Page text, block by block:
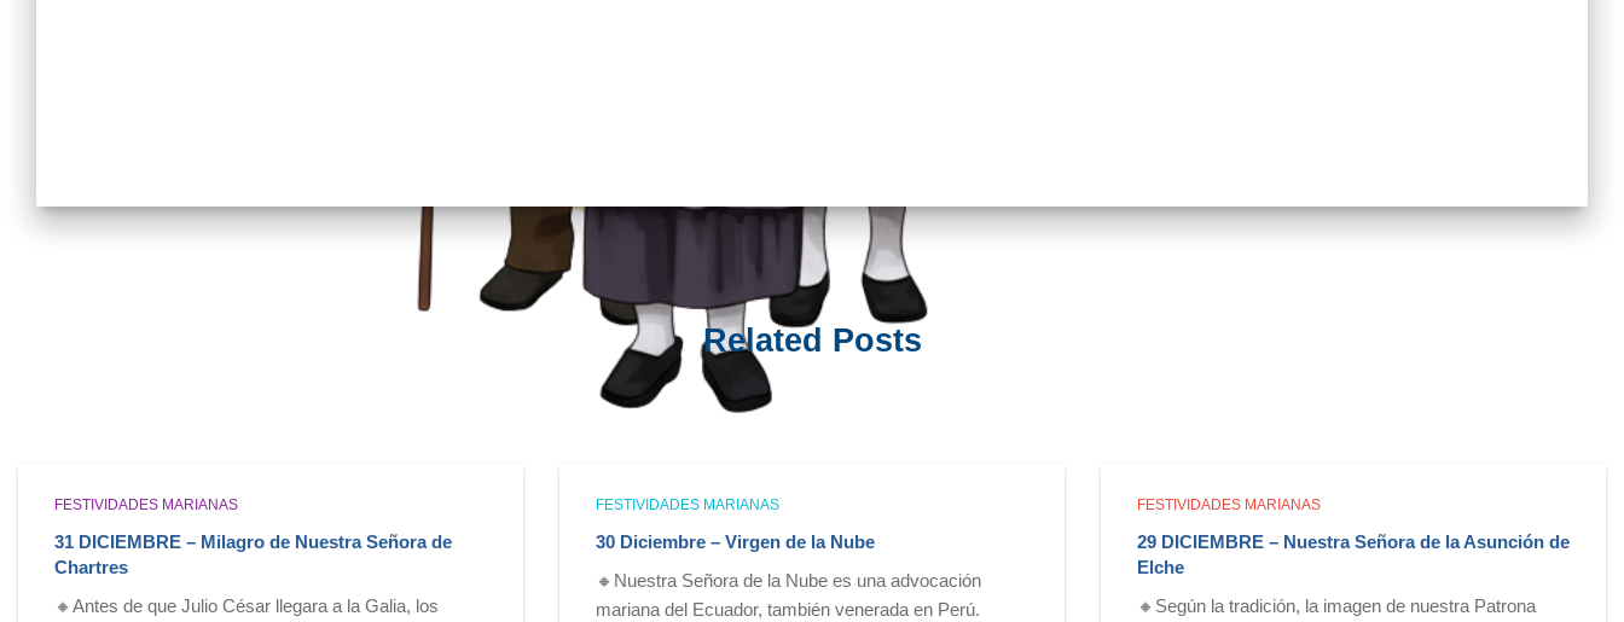
Related Posts
FESTIVIDADES MARIANAS
31 DICIEMBRE – Milagro de Nuestra Señora de
Chartres
🔸Antes de que Julio César llegara a la Galia, los
FESTIVIDADES MARIANAS
30 Diciembre – Virgen de la Nube
🔸Nuestra Señora de la Nube es una advocación
mariana del Ecuador, también venerada en Perú.
FESTIVIDADES MARIANAS
29 DICIEMBRE – Nuestra Señora de la Asunción de
Elche
🔸Según la tradición, la imagen de nuestra Patrona